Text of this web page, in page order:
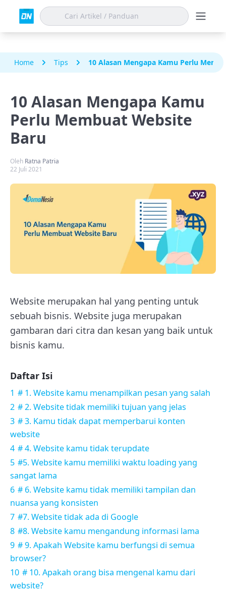
Home Tips 10 Alasan Mengapa Kamu Perlu
10 Alasan Mengapa Kamu
Perlu Membuat Website
Baru
Oleh Ratna Patria
22 Juli 2021
Website merupakan hal yang penting untuk
sebuah bisnis. Website juga merupakan
gambaran dari citra dan kesan yang baik untuk
bisnis kamu.
Daftar Isi
1 # 1. Website kamu menampilkan pesan yang salah
2 # 2. Website tidak memiliki tujuan yang jelas
3 # 3. Kamu tidak dapat memperbarui konten
website
4 # 4. Website kamu tidak terupdate
5 #5. Website kamu memiliki waktu loading yang
sangat lama
6 # 6. Website kamu tidak memiliki tampilan dan
nuansa yang konsisten
7 #7. Website tidak ada di Google
8 #8. Website kamu mengandung informasi lama
9 # 9. Apakah Website kamu berfungsi di semua
browser?
10 # 10. Apakah orang bisa mengenal kamu dari
website?